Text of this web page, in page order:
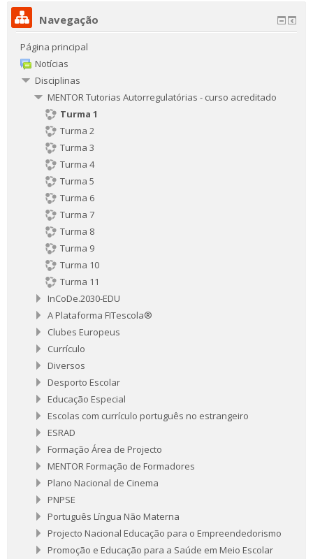
Navegação
Página principal
Notícias
Disciplinas
MENTOR Tutorias Autorregulatórias - curso acreditado
Turma 1
Turma 2
Turma 3
Turma 4
Turma 5
Turma 6
Turma 7
Turma 8
Turma 9
Turma 10
Turma 11
InCoDe.2030-EDU
A Plataforma FITescola®
Clubes Europeus
Currículo
Diversos
Desporto Escolar
Educação Especial
Escolas com currículo português no estrangeiro
ESRAD
Formação Área de Projecto
MENTOR Formação de Formadores
Plano Nacional de Cinema
PNPSE
Português Língua Não Materna
Projecto Nacional Educação para o Empreendedorismo
Promoção e Educação para a Saúde em Meio Escolar